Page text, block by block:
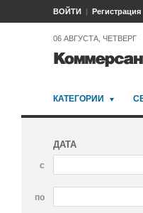
ВОЙТИ Регистрация
06 АВГУСТА, ЧЕТВЕРГ
КАТЕГОРИИ
ДАТА
с
по